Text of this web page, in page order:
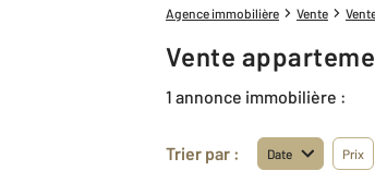
Agence immobilière Vente
Vente
1 annonce immobilière :
Trier par : Date Prix